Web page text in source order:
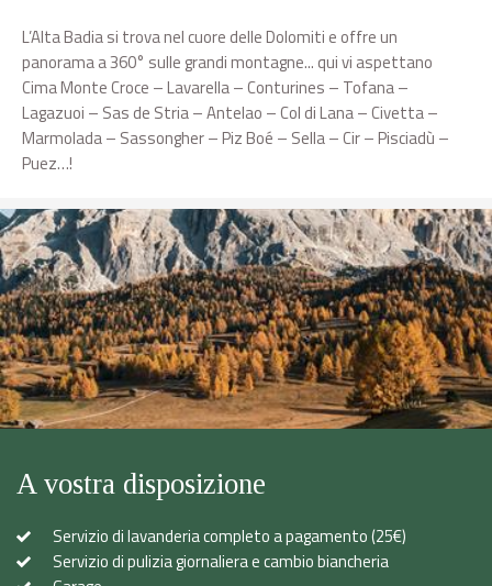
L’Alta Badia si trova nel cuore delle Dolomiti e offre un
panorama a 360° sulle grandi montagne... qui vi aspettano
Cima Monte Croce – Lavarella – Conturines – Tofana –
Lagazuoi – Sas de Stria – Antelao – Col di Lana – Civetta –
Marmolada – Sassongher – Piz Boé – Sella – Cir – Pisciadù –
Puez…!
A vostra disposizione
Servizio di lavanderia completo a pagamento (25€)
Servizio di pulizia giornaliera e cambio biancheria